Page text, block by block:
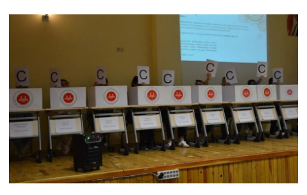
Erzurum Müftülüğü
Eskişehir Müftülüğü
Gaziantep Müftülüğü
Giresun Müftülüğü
Gümüşhane Müftülüğü